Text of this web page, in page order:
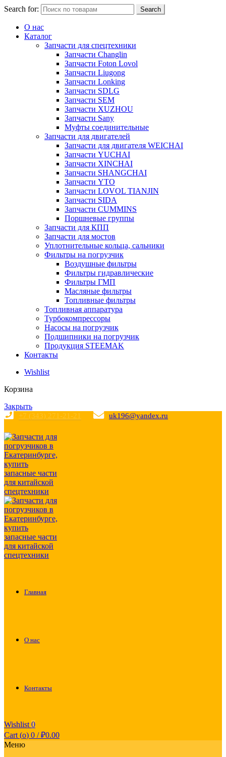
Search for: Search
О нас
Каталог
Запчасти для спецтехники
Запчасти Changlin
Запчасти Foton Lovol
Запчасти Liugong
Запчасти Lonking
Запчасти SDLG
Запчасти SEM
Запчасти XUZHOU
Запчасти Sany
Муфты соединительные
Запчасти для двигателей
Запчасти для двигателя WEICHAI
Запчасти YUCHAI
Запчасти XINCHAI
Запчасти SHANGCHAI
Запчасти YTO
Запчасти LOVOL TIANJIN
Запчасти SIDA
Запчасти CUMMINS
Поршневые группы
Запчасти для КПП
Запчасти для мостов
Уплотнительные кольца, сальники
Фильтры на погрузчик
Воздушные фильтры
Фильтры гидравлические
Фильтры ГМП
Масляные фильтры
Топливные фильтры
Топливная аппаратура
Турбокомпрессоры
Насосы на погрузчик
Подшипники на погрузчик
Продукция STEEMAK
Контакты
Wishlist
Корзина
Закрыть
+7 (343) 271-21-21 uk196@yandex.ru
Главная
О нас
Контакты
Wishlist 0
Cart (o) 0 / ₽0.00
Меню